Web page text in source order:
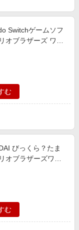
Switchゲームソフ
オブラザーズ ワン
む
びっくら？たま
オブラザーズワン
む